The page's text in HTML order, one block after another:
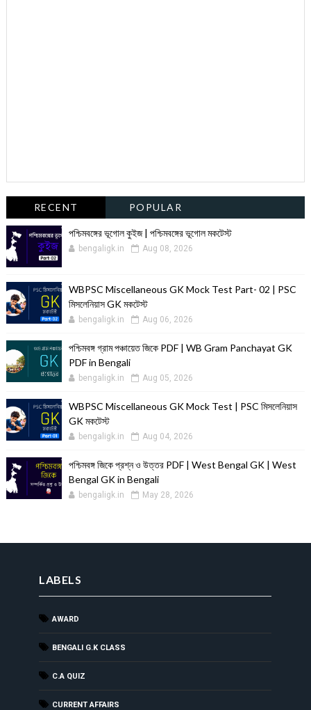
RECENT POPULAR
পশ্চিমবঙ্গের ভূগোল কুইজ | পশ্চিমবঙ্গের ভূগোল মকটেস্ট
bengaligk.in Aug 08, 2026
WBPSC Miscellaneous GK Mock Test Part- 02 | PSC
মিসলেনিয়াস GK মকটেস্ট
bengaligk.in Aug 06, 2026
পশ্চিমবঙ্গ গ্রাম পঞ্চায়েত জিকে PDF | WB Gram Panchayat GK
PDF in Bengali
bengaligk.in Aug 05, 2026
WBPSC Miscellaneous GK Mock Test | PSC মিসলেনিয়াস
GK মকটেস্ট
bengaligk.in Aug 04, 2026
পশ্চিমবঙ্গ জিকে প্রশ্ন ও উত্তর PDF | West Bengal GK | West
Bengal GK in Bengali
bengaligk.in May 28, 2026
LABELS
AWARD
BENGALI G.K CLASS
C.A QUIZ
CURRENT AFFAIRS